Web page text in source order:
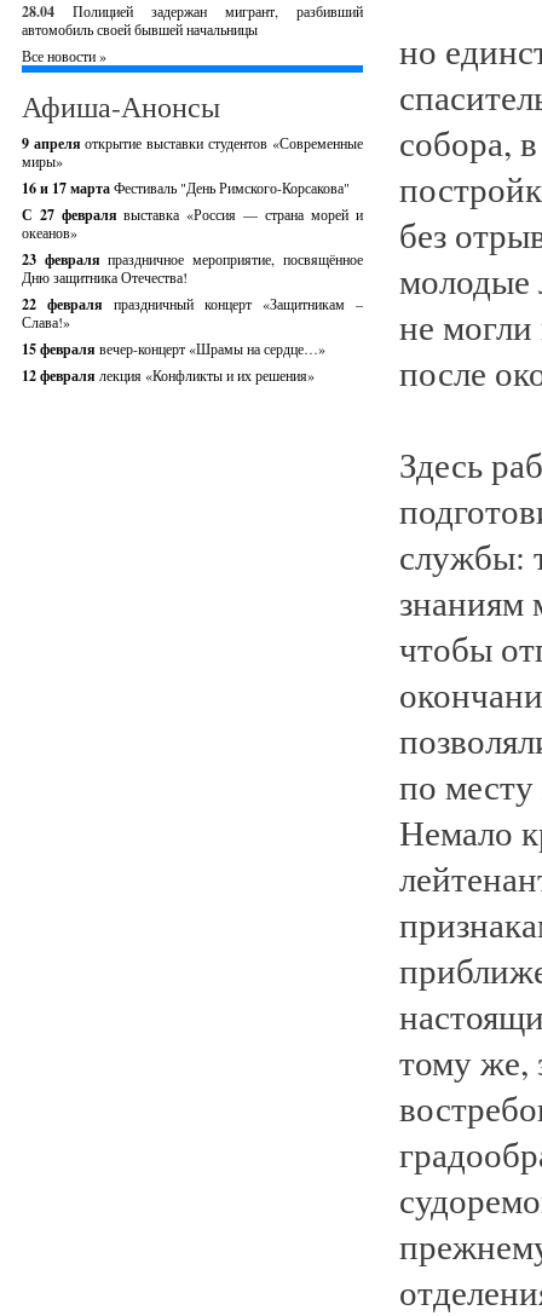
28.04
Полицией задержан мигрант, разбивший
автомобиль своей бывшей начальницы
Все новости »
Афиша-Анонсы
9 апреляоткрытие выставки студентов «Современные
миры»
16 и 17 мартаФестиваль "День Римского-Корсакова"
С 27 февралявыставка «Россия — страна морей и
океанов»
23 февраляпраздничное мероприятие, посвящённое
Дню защитника Отечества!
22 февраля праздничный концерт «Защитникам –
Слава!»
15 февраля вечер-концерт «Шрамы на сердце…»
12 февраля лекция «Конфликты и их решения»
но
собора,
без
молодые
не могли
после
Здесь
службы:
знаниям
чтобы
по
Немало
тому же,